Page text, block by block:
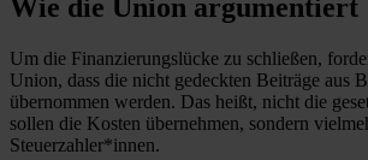
Wie die Union argumentiert
Um die Finanzierungslücke zu schließen,
Union, dass die nicht gedeckten Beiträge aus
übernommen werden. Das heißt, nicht die
sollen die Kosten übernehmen, sondern
Steuerzahler*innen.